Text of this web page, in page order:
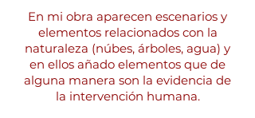
En mi obra aparecen escenarios y
elementos relacionados con la
naturaleza (núbes, árboles, agua) y
en ellos añado elementos que de
alguna manera son la evidencia de
la intervención humana.